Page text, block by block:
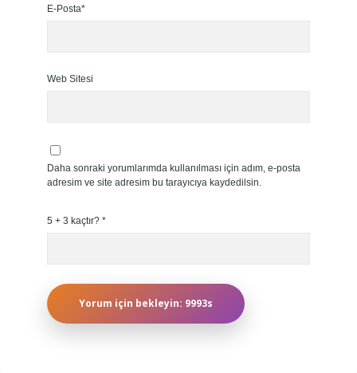
E-Posta*
Web Sitesi
Daha sonraki yorumlarımda kullanılması için adım, e-posta
adresim ve site adresim bu tarayıcıya kaydedilsin.
5 + 3 kaçtır? *